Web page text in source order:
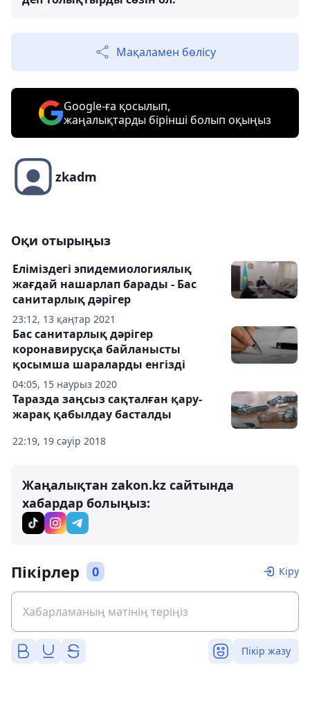
Мақаламен бөлісу
Google-ға қосылып,
жаңалықтарды бірінші болып оқыңыз
zkadm
Оқи отырыңыз
23:12, 13 қаңтар 2021
Еліміздегі эпидемиологиялық
жағдай нашарлап барады - Бас
санитарлық дәрігер
04:05, 15 наурыз 2020
Бас санитарлық дәрігер
коронавирусқа байланысты
қосымша шараларды енгізді
22:19, 19 сәуір 2018
Таразда заңсыз сақталған қару-
жарақ қабылдау басталды
Жаңалықтан zakon.kz сайтында
хабардар болыңыз:
Пікірлер 0 Кіру
Пікір жазу